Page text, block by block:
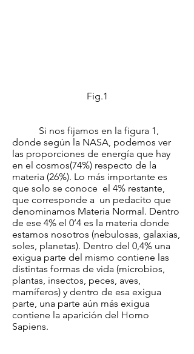
Fig.1
Si nos fijamos en la figura 1,
donde según la NASA, podemos ver
las proporciones de energía que hay
en el cosmos(74%) respecto de la
materia (26%). Lo más importante es
que solo se conoce el 4% restante,
que corresponde a un pedacito que
denominamos Materia Normal. Dentro
de ese 4% el 0’4 es la materia donde
estamos nosotros (nebulosas, galaxias,
soles, planetas). Dentro del 0,4% una
exigua parte del mismo contiene las
distintas formas de vida (microbios,
plantas, insectos, peces, aves,
mamíferos) y dentro de esa exigua
parte, una parte aún más exigua
contiene la aparición del Homo
Sapiens.